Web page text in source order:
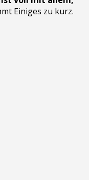
Einiges zu kurz.